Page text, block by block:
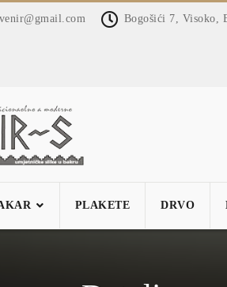
Bogošići 7, Visoko,
PLAKETE DRVO